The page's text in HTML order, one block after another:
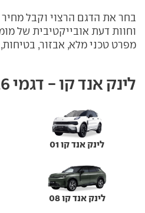
בחר את הדגם הרצוי וקבל
וחוות דעת אובייקטיבית של
מפרט טכני מלא, אבזור,
לינק אנד קו - דגמי 2026
לינק אנד קו 01
לינק אנד קו 08